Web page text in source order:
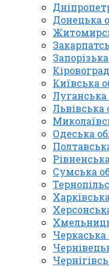
Донецька
Київська
Луганська
Львівська
Одеська
Сумська
Черкаська